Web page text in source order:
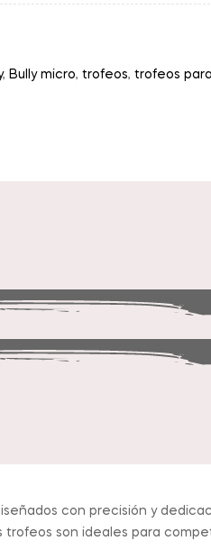
, Bully micro, trofeos, trofeos
con precisión y
trofeos son ideales para